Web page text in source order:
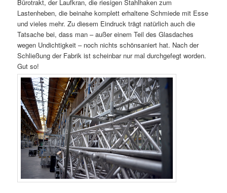
Bürotrakt, der Laufkran, die riesigen Stahlhaken zum
Lastenheben, die beinahe komplett erhaltene Schmiede mit Esse
und vieles mehr. Zu diesem Eindruck trägt natürlich auch die
Tatsache bei, dass man – außer einem Teil des Glasdaches
wegen Undichtigkeit – noch nichts schönsaniert hat. Nach der
Schließung der Fabrik ist scheinbar nur mal durchgefegt worden.
Gut so!